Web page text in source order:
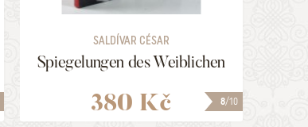
HLEDAT
8/10
SALDÍVAR CÉSAR
Spiegelungen des Weiblichen
380 Kč